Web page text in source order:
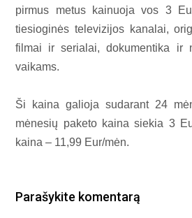
pirmus metus kainuoja vos 3
tiesioginės televizijos kanalai,
filmai ir serialai, dokumentika ir
vaikams.
Ši kaina galioja sudarant 24
mėnesių paketo kaina siekia 3
kaina – 11,99 Eur/mėn.
Parašykite komentarą